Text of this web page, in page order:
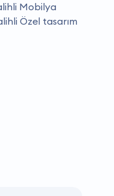
Mobilya
Özel tasarım